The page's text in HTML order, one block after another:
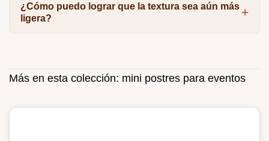
¿Cómo puedo lograr que la textura sea aún más
ligera?
Más en esta colección: mini postres para eventos